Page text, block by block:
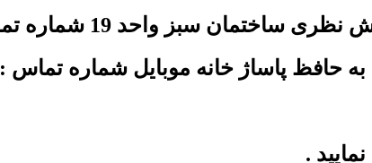
واحد 19 شماره تماس : 02144354308
پاساژ خانه موبایل شماره تماس : 02166764296
.